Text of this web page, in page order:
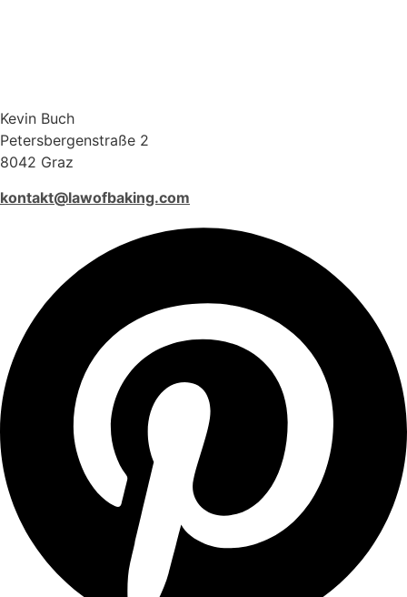
Kevin Buch
Petersbergenstraße 2
8042 Graz
kontakt@lawofbaking.com